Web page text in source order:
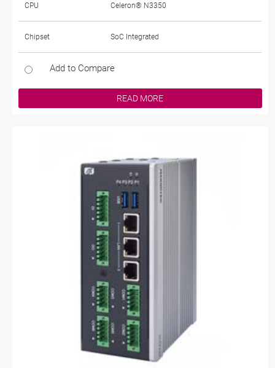
CPU Celeron® N3350
Chipset SoC Integrated
Add to Compare
READ MORE